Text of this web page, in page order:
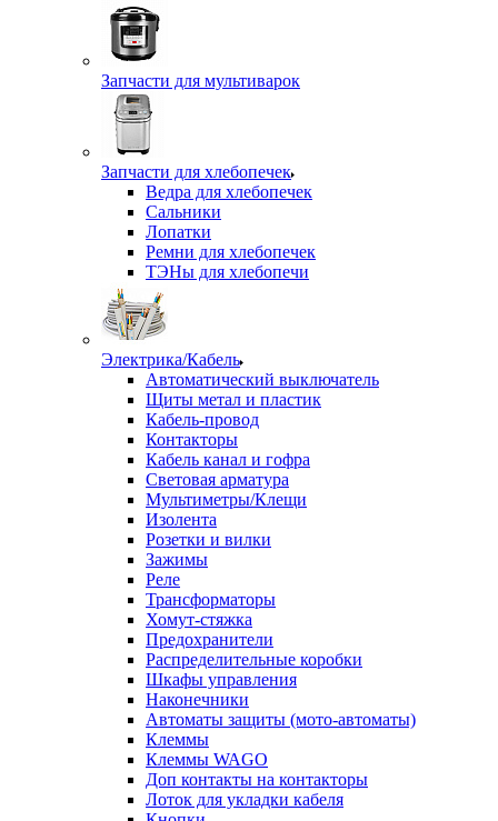
Запчасти для мультиварок
Запчасти для хлебопечек
Ведра для хлебопечек
Сальники
Лопатки
Ремни для хлебопечек
ТЭНы для хлебопечи
Электрика/Кабель
Автоматический выключатель
Щиты метал и пластик
Кабель-провод
Контакторы
Кабель канал и гофра
Световая арматура
Мультиметры/Клещи
Изолента
Розетки и вилки
Зажимы
Реле
Трансформаторы
Хомут-стяжка
Предохранители
Распределительные коробки
Шкафы управления
Наконечники
Автоматы защиты (мото-автоматы)
Клеммы
Клеммы WAGO
Доп контакты на контакторы
Лоток для укладки кабеля